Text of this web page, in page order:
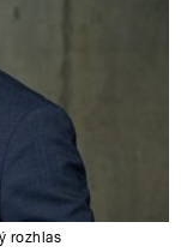
rozhlas